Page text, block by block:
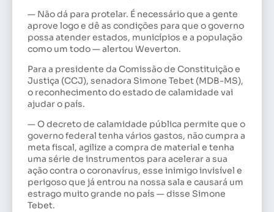
— Não dá para protelar. É necessário que a gente
aprove logo e dê as condições para que o governo
possa atender estados, municípios e a população
como um todo — alertou Weverton.
Para a presidente da Comissão de Constituição e
Justiça (CCJ), senadora Simone Tebet (MDB-MS),
o reconhecimento do estado de calamidade vai
ajudar o país.
— O decreto de calamidade pública permite que o
governo federal tenha vários gastos, não cumpra a
meta fiscal, agilize a compra de material e tenha
uma série de instrumentos para acelerar a sua
ação contra o coronavírus, esse inimigo invisível e
perigoso que já entrou na nossa sala e causará um
estrago muito grande no país — disse Simone
Tebet.